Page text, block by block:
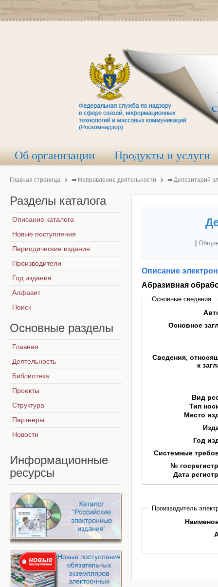
Об организации Продукты и услуги
Главная страница ⇒ Направление деятельности ⇒ Депозитарий
Описание
Абразивная
Основные сведения
Основное
Сведения,
к
Вид
Тип
Место
Год
Системные
№
Дата
Производитель
Разделы каталога
Описание каталога
Новые поступления
Периодические издания
Производители
Год издания
Алфавит
Поиск
Основные разделы
Главная
Деятельность
Библиотека
Проекты
Структура
Партнеры
Новости
Информационные
ресурсы